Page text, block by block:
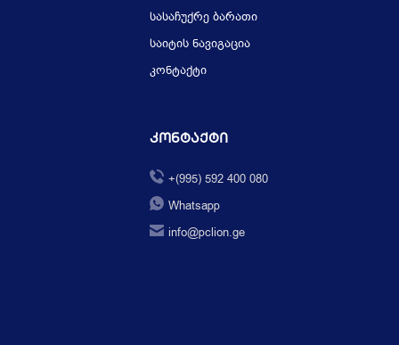
სასაჩუქრე ბარათი
საიტის ნავიგაცია
კონტაქტი
Კონტაქტი
+(995) 592 400 080
Whatsapp
info@pclion.ge